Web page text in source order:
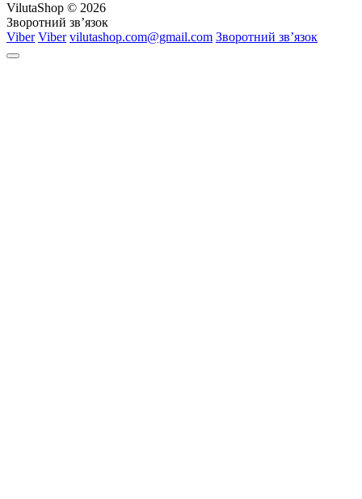
VilutaShop © 2026
Зворотний зв’язок
Viber Viber vilutashop.com@gmail.com Зворотний зв’язок